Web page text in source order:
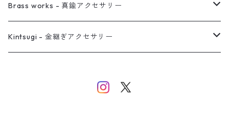
イヤーカフ
バングル
ネックレス
イヤーカフ
リング
ネックレス
ピアス
ネックレス
Brass works - 真鍮アクセサリー
リング
Kintsugi - 金継ぎアクセサリー